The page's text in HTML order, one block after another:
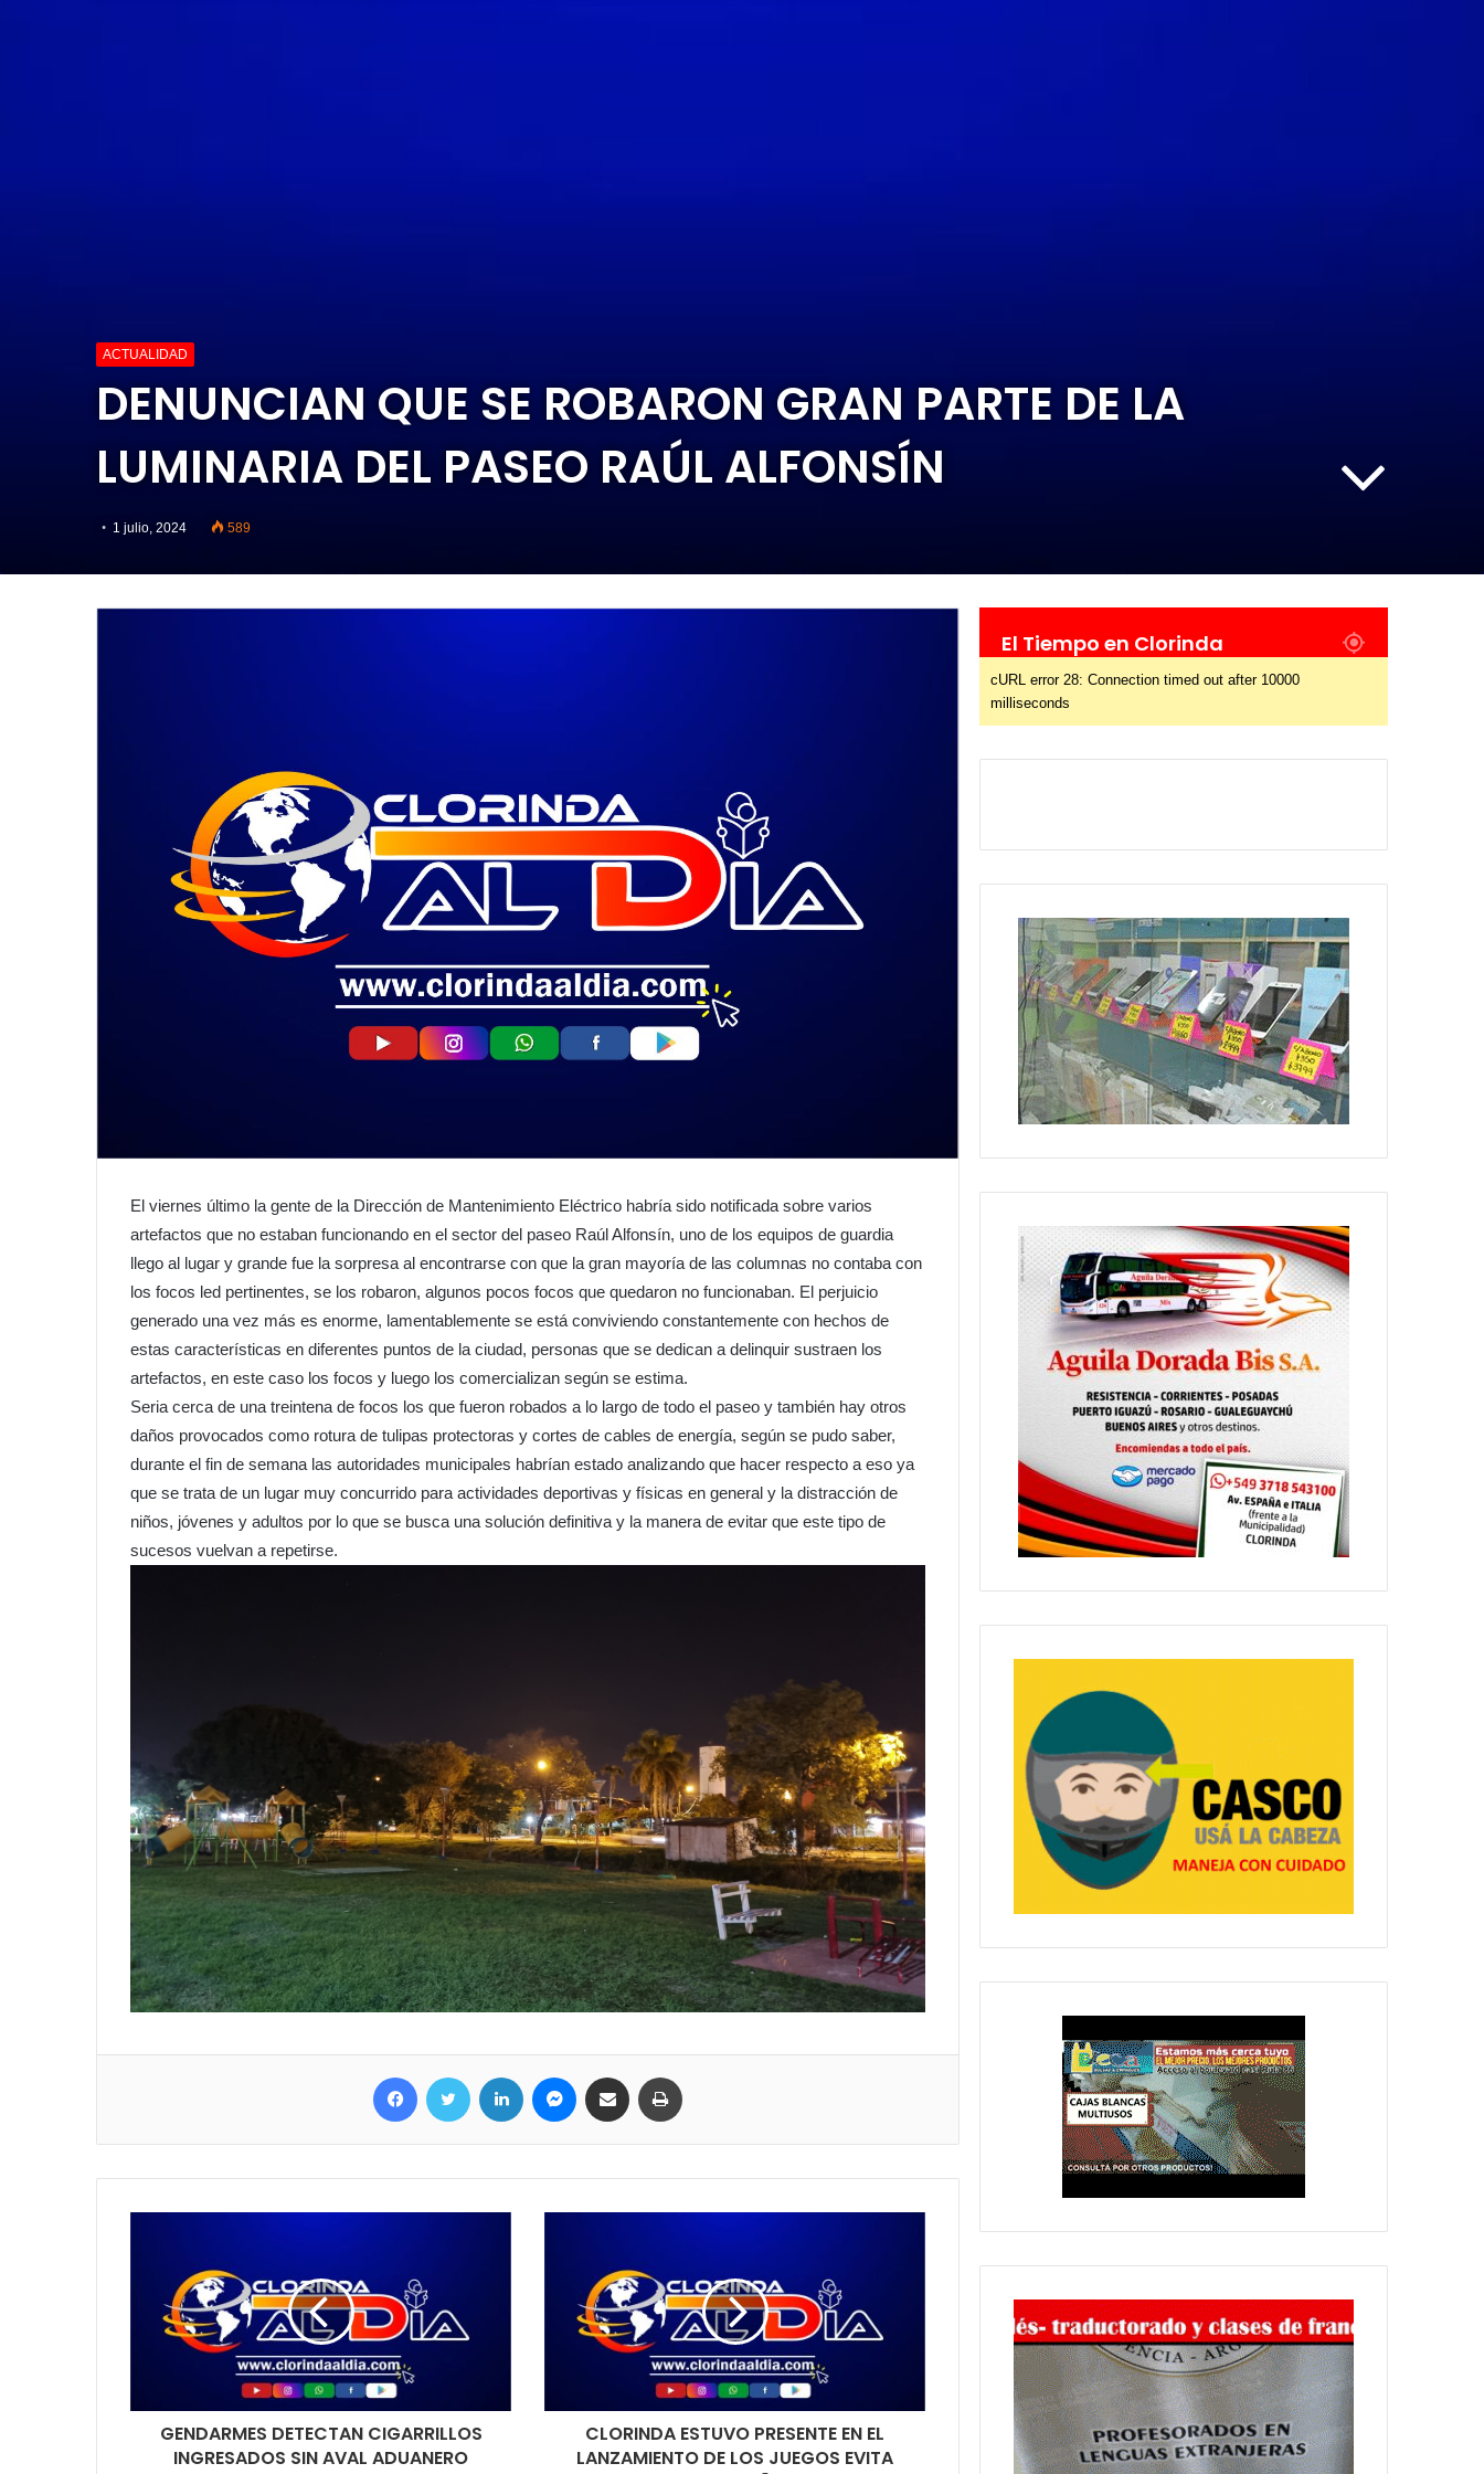
ACTUALIDAD
DENUNCIAN QUE SE ROBARON GRAN PARTE DE LA
LUMINARIA DEL PASEO RAÚL ALFONSÍN
1 julio, 2024 589
El viernes último la gente de la Dirección de Mantenimiento Eléctrico habría sido notificada sobre varios
artefactos que no estaban funcionando en el sector del paseo Raúl Alfonsín, uno de los equipos de guardia
llego al lugar y grande fue la sorpresa al encontrarse con que la gran mayoría de las columnas no contaba con
los focos led pertinentes, se los robaron, algunos pocos focos que quedaron no funcionaban. El perjuicio
generado una vez más es enorme, lamentablemente se está conviviendo constantemente con hechos de
estas características en diferentes puntos de la ciudad, personas que se dedican a delinquir sustraen los
artefactos, en este caso los focos y luego los comercializan según se estima.
Seria cerca de una treintena de focos los que fueron robados a lo largo de todo el paseo y también hay otros
daños provocados como rotura de tulipas protectoras y cortes de cables de energía, según se pudo saber,
durante el fin de semana las autoridades municipales habrían estado analizando que hacer respecto a eso ya
que se trata de un lugar muy concurrido para actividades deportivas y físicas en general y la distracción de
niños, jóvenes y adultos por lo que se busca una solución definitiva y la manera de evitar que este tipo de
sucesos vuelvan a repetirse.
GENDARMES DETECTAN CIGARRILLOS
INGRESADOS SIN AVAL ADUANERO
CLORINDA ESTUVO PRESENTE EN EL
LANZAMIENTO DE LOS JUEGOS EVITA
El Tiempo en Clorinda
cURL error 28: Connection timed out after 10000
milliseconds